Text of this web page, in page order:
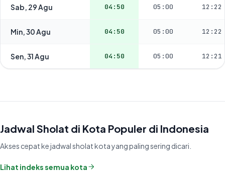
Sab, 29 Agu 04:50 05:00 12:22
Min, 30 Agu 04:50 05:00 12:22
Sen, 31 Agu 04:50 05:00 12:21
Jadwal Sholat di Kota Populer di Indonesia
Akses cepat ke jadwal sholat kota yang paling sering dicari.
Lihat indeks semua kota